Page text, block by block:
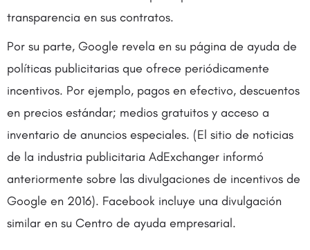
transparencia en sus contratos.
Por su parte, Google revela en su página de ayuda de
políticas publicitarias que ofrece periódicamente
incentivos. Por ejemplo, pagos en efectivo, descuentos
en precios estándar; medios gratuitos y acceso a
inventario de anuncios especiales. (El sitio de noticias
de la industria publicitaria AdExchanger informó
anteriormente sobre las divulgaciones de incentivos de
Google en 2016). Facebook incluye una divulgación
similar en su Centro de ayuda empresarial.